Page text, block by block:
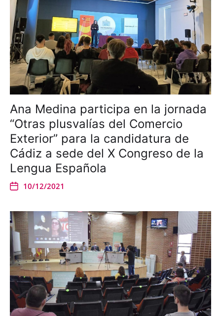
Ana Medina participa en la jornada
“Otras plusvalías del Comercio
Exterior” para la candidatura de
Cádiz a sede del X Congreso de la
Lengua Española
10/12/2021